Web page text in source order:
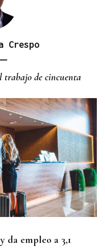
Crespo
trabajo de cincuenta
da empleo a 3,1